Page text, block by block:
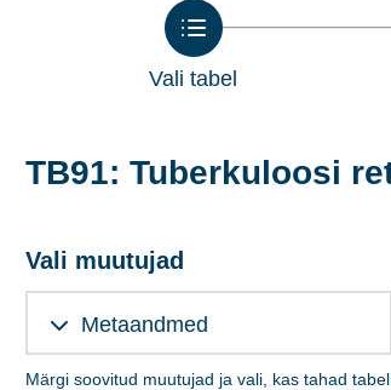
Vali tabel
TB91: Tuberkuloosi
Vali muutujad
Metaandmed
Märgi soovitud muutujad ja vali, kas tahad